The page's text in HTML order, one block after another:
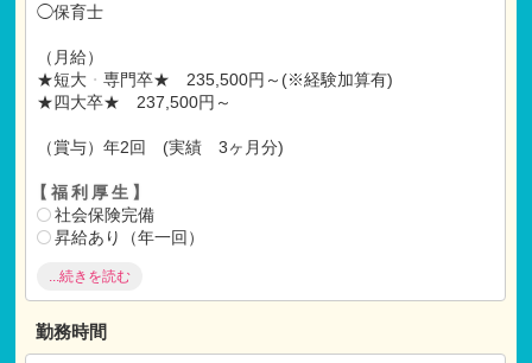
◯保育士
（月給）
★短大・ 専門卒★ 235,500円～(※経験加算有)
★四大卒★ 237,500円～
（賞与）年2回 (実績 3ヶ月分)
【福利厚生】
社会保険完備
昇給あり（年一回）
退職金共済
各種祝い金あり
求職あり
研修制度あり
...続きを読む
勤務時間